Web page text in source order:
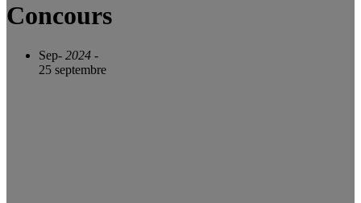
Concours
Sep- 2024 -
25 septembre